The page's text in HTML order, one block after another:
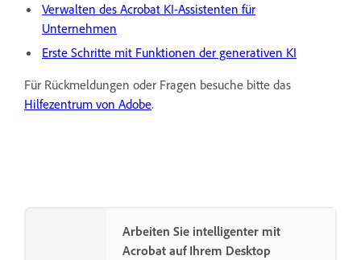
Verwalten des Acrobat KI-Assistenten für
Unternehmen
Erste Schritte mit Funktionen der generativen KI
Für Rückmeldungen oder Fragen besuche bitte das
Hilfezentrum von Adobe.
Arbeiten Sie intelligenter mit
Acrobat auf Ihrem Desktop